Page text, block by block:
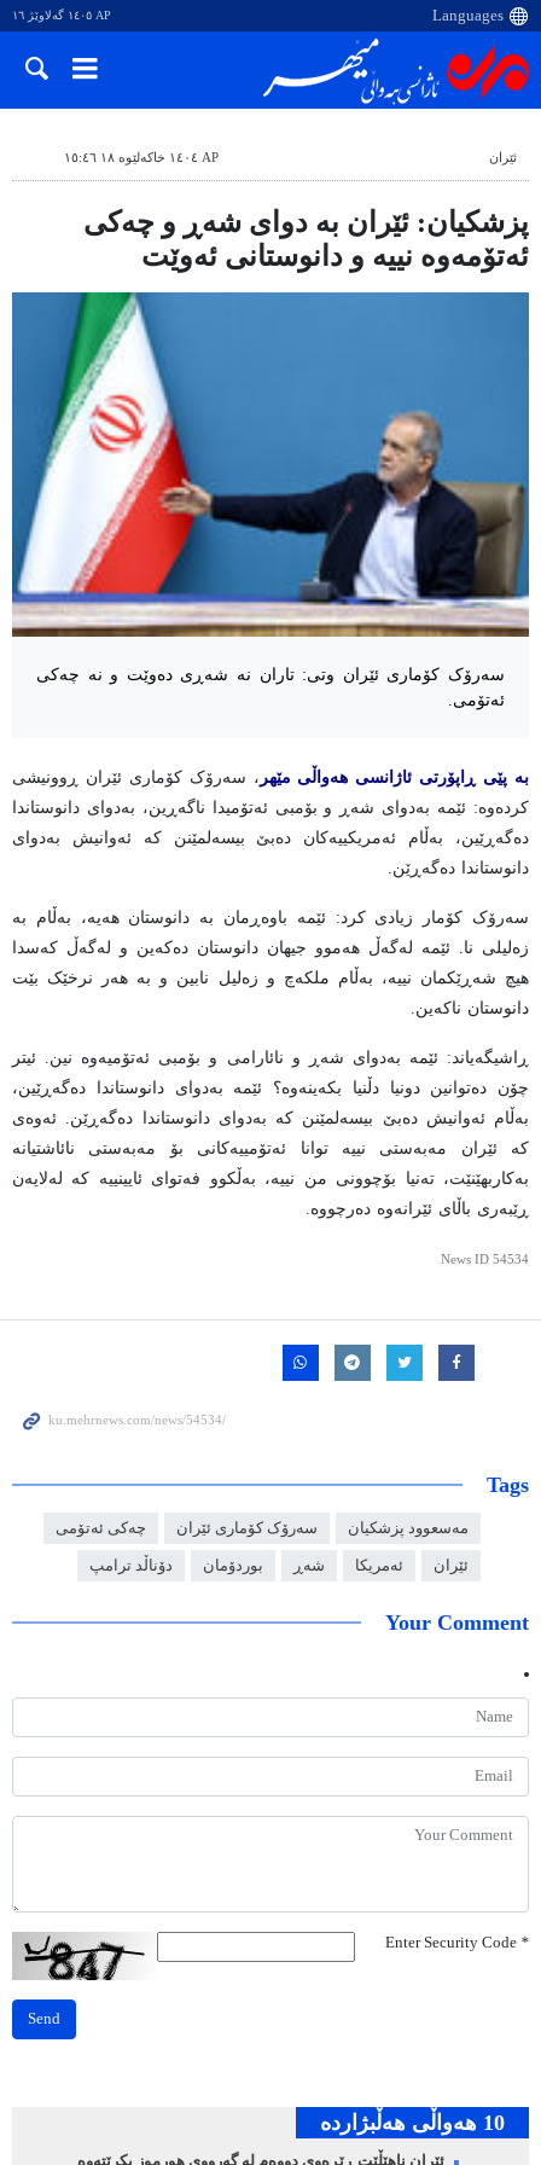
AP ١٤٠٥ گەلاوێژ ١٦
ئێران AP ١٤٠٤ خاکەلێوە ١٨ ١٥:٤٦
پزشکیان: ئێران بە دوای شەڕ و چەکی
ئەتۆمەوە نییە و دانوستانی ئەوێت
سەرۆک کۆماری ئێران وتی: تاران نە شەڕی دەوێت و نە چەکی
ئەتۆمی.
بە پێی ڕاپۆرتی ئاژانسی هەواڵی مێهر ، سەرۆک کۆماری ئێران ڕوونیشی
کردەوە: ئێمە بەدوای شەڕ و بۆمبی ئەتۆمیدا ناگەڕین، بەدوای دانوستاندا
دەگەڕێین، بەڵام ئەمریکییەکان دەبێ بیسەلمێنن کە ئەوانیش بەدوای
دانوستاندا دەگەڕێن.
سەرۆک کۆمار زیادی کرد: ئێمە باوەڕمان بە دانوستان هەیە، بەڵام بە
زەلیلی نا. ئێمە لەگەڵ هەموو جیهان دانوستان دەکەین و لەگەڵ کەسدا
هیچ شەڕێکمان نییە، بەڵام ملکەچ و زەلیل نابین و بە هەر نرخێک بێت
دانوستان ناکەین.
ڕاشیگەیاند: ئێمە بەدوای شەڕ و نائارامی و بۆمبی ئەتۆمیەوە نین. ئیتر
چۆن دەتوانین دونیا دڵنیا بکەینەوە؟ ئێمە بەدوای دانوستاندا دەگەڕێین،
بەڵام ئەوانیش دەبێ بیسەلمێنن کە بەدوای دانوستاندا دەگەڕێن. ئەوەی
کە ئێران مەبەستی نییە توانا ئەتۆمییەکانی بۆ مەبەستی نائاشتیانە
بەکاربهێنێت، تەنیا بۆچوونی من نییە، بەڵکوو فەتوای ئایینییە کە لەلایەن
ڕێبەری باڵای ئێرانەوە دەرچووە.
News ID 54534
Tags
مەسعوود پزشکیان سەرۆک کۆماری ئێران چەکی ئەتۆمی
ئێران ئەمریکا شەڕ بوردۆمان دۆناڵد ترامپ
Your Comment
*
Send
10 هه‌واڵی هه‌ڵبژارده‌